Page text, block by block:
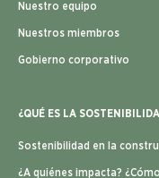
Nuestro equipo
Nuestros miembros
Gobierno corporativo
¿QUÉ ES LA
Sostenibilidad en la
¿A quiénes impacta?